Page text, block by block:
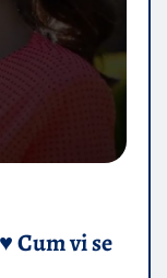
Cum vi se